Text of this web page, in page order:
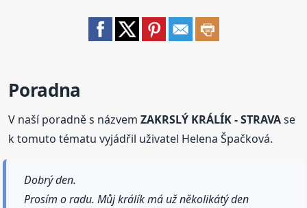
Poradna
V naší poradně s názvemZAKRSLÝ KRÁLÍK - STRAVAse
k tomuto tématu vyjádřil uživatel Helena Špačková.
Dobrý den.
Prosím o radu. Můj králík má už několikátý den